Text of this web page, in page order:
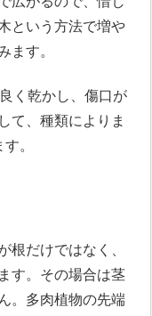
という方法で増や
ます。
く乾かし、傷口が
て、種類によりま
。
根だけではなく、
す。その場合は茎
。多肉植物の先端